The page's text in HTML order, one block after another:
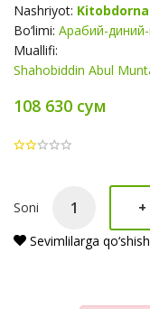
Nashriyot:
Bo‘limi: Арабий-
Muallifi:
Shahobiddin Abul
108 630 сум
Product
Summery
Soni +
Sevimlilarga qo‘shish